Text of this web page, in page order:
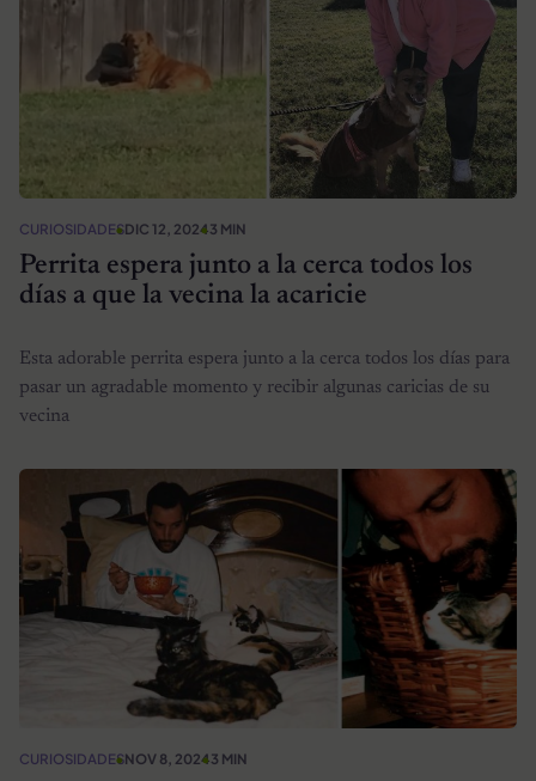
CURIOSIDADESDIC 12, 20243 MIN
Perrita espera junto a la cerca todos los
días a que la vecina la acaricie
Esta adorable perrita espera junto a la cerca todos los días para
pasar un agradable momento y recibir algunas caricias de su
vecina
CURIOSIDADESNOV 8, 20243 MIN